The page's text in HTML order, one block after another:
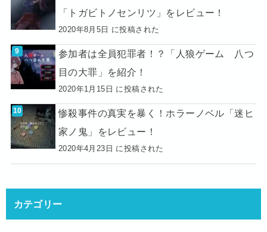
「トガビトノセンリツ」をレビュー！
2020年8月5日 に投稿された
参加者は全員犯罪者！？「人狼ゲーム 八つ
目の大罪」を紹介！
2020年1月15日 に投稿された
惨殺事件の真実を暴く！ホラーノベル「迷ヒ
家ノ鬼」をレビュー！
2020年4月23日 に投稿された
カテゴリー